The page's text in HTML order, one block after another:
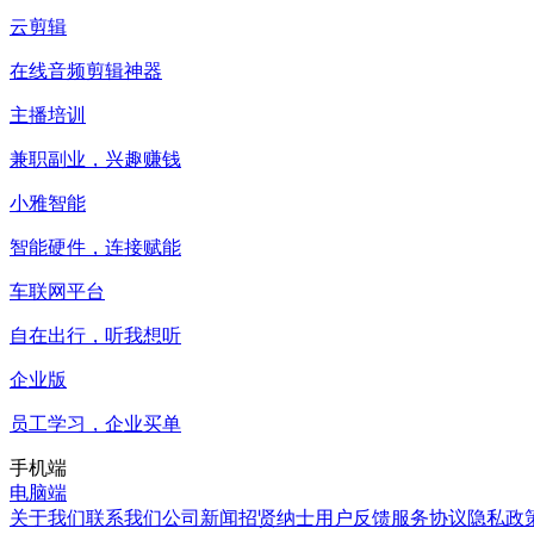
云剪辑
在线音频剪辑神器
主播培训
兼职副业，兴趣赚钱
小雅智能
智能硬件，连接赋能
车联网平台
自在出行，听我想听
企业版
员工学习，企业买单
手机端
电脑端
关于我们联系我们公司新闻招贤纳士用户反馈服务协议隐私政